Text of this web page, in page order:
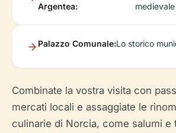
Argentea:
medievale
Palazzo Comunale:Lo storico
Combinate la vostra visita con
mercati locali e assaggiate le
culinarie di Norcia, come salumi e